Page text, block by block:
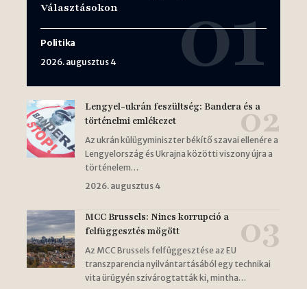
Választásokon
Politika
2026. augusztus 4
Lengyel-ukrán feszültség: Bandera és a
történelmi emlékezet
Az ukrán külügyminiszter békítő szavai ellenére a
Lengyelország és Ukrajna közötti viszony újra a
történelem…
2026. augusztus 4
MCC Brussels: Nincs korrupció a
felfüggesztés mögött
Az MCC Brussels felfüggesztése az EU
transzparencia nyilvántartásából egy technikai
vita ürügyén szivárogtatták ki, mintha…